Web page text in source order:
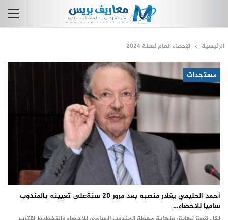
الرئيسية الإحصاء العام لسنة 2024
مستجدات
أحمد الحليمي يغادر منصبه بعد مرور 20 سنةعلى تعيينه بالمندوب
ساميا للاحصاء…